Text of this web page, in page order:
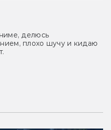
делюсь
плохо шучу и кидаю